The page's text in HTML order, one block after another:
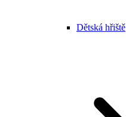
Dětská hřiště